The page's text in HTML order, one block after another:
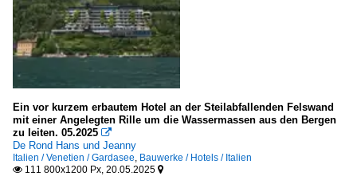
Ein vor kurzem erbautem Hotel an der Steilabfallenden Felswand
mit einer Angelegten Rille um die Wassermassen aus den Bergen
zu leiten. 05.2025 
De Rond Hans und Jeanny
Italien / Venetien / Gardasee Bauwerke / Hotels / Italien
 111 800x1200 Px, 20.05.2025 